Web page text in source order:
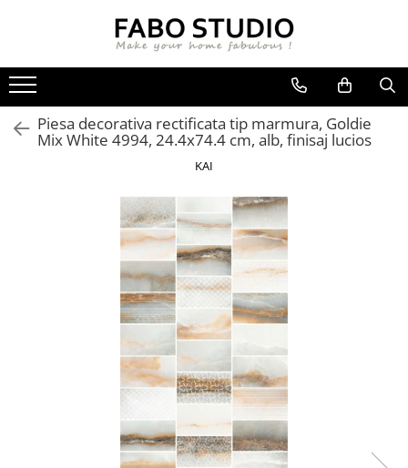
GRESIE INTERIOR
GRESIE EXTERIOR
GRESIE XXL - LASTRE
TREPTE DIN GRESIE
FAIANTA
PIESE DECORATIVE
CANAPELE
CUIEREPiesa decorativa rectificata tip marmura, Goldie
Mix White 4994, 24.4x74.4 cm, alb, finisaj lucios
KAI